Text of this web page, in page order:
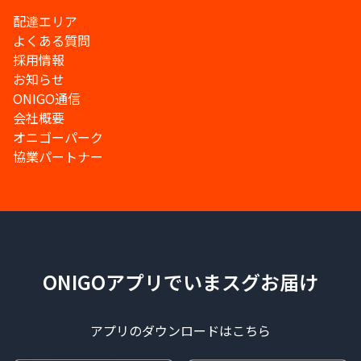
配達エリア
よくある質問
採用情報
お知らせ
ONIGO通信
会社概要
オニゴーパーク
協業パートナー
ONIGOアプリでいまスグお届け
アプリのダウンロードはこちら